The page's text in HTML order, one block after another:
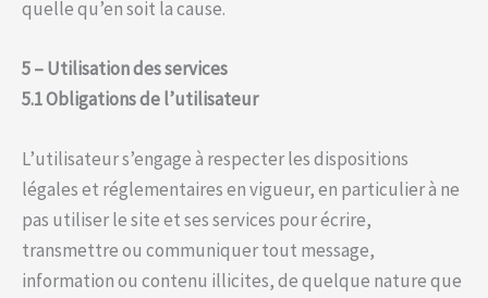
quelle qu’en soit la cause.
5 – Utilisation des services
5.1 Obligations de l’utilisateur
L’utilisateur s’engage à respecter les dispositions
légales et réglementaires en vigueur, en particulier à ne
pas utiliser le site et ses services pour écrire,
transmettre ou communiquer tout message,
information ou contenu illicites, de quelque nature que